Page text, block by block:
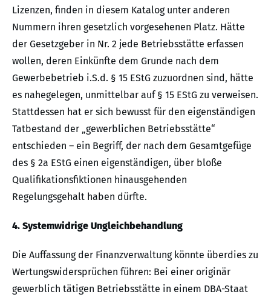
Lizenzen, finden in diesem Katalog unter anderen
Nummern ihren gesetzlich vorgesehenen Platz. Hätte
der Gesetzgeber in Nr. 2 jede Betriebsstätte erfassen
wollen, deren Einkünfte dem Grunde nach dem
Gewerbebetrieb i.S.d. § 15 EStG zuzuordnen sind, hätte
es nahegelegen, unmittelbar auf § 15 EStG zu verweisen.
Stattdessen hat er sich bewusst für den eigenständigen
Tatbestand der „gewerblichen Betriebsstätte“
entschieden – ein Begriff, der nach dem Gesamtgefüge
des § 2a EStG einen eigenständigen, über bloße
Qualifikationsfiktionen hinausgehenden
Regelungsgehalt haben dürfte.
4. Systemwidrige Ungleichbehandlung
Die Auffassung der Finanzverwaltung könnte überdies zu
Wertungswidersprüchen führen: Bei einer originär
gewerblich tätigen Betriebsstätte in einem DBA-Staat